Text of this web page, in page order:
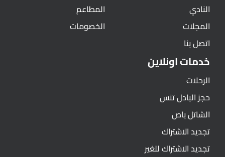
النادي
المجلات
اتصل بنا
المطاعم
الخصومات
خدمات اونلاين
الرحلات
حجز البادل تنس
الشاتل باص
تجديد الاشتراك
تجديد الاشتراك للغير